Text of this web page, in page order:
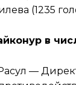
(1235
в
—